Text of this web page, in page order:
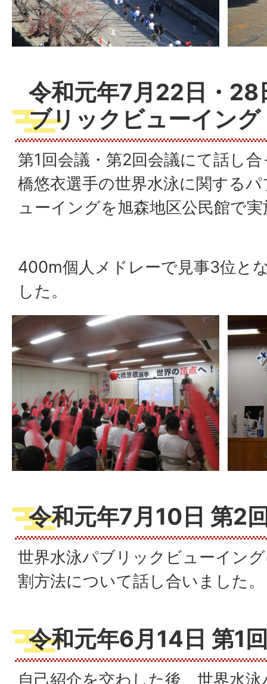
令和元年7月22日・28
ブリックビューイング
第1回会議・第2回会議にて話し
橋悠衣選手の世界水泳に関する
ューイングを旭森地区公民館で
400m個人メドレーで見事3位と
した。
令和元年7月10日 第2
世界水泳パブリックビューイン
割方法について話し合いました。
令和元年6月14日 第1
自己紹介を交わした後、世界水